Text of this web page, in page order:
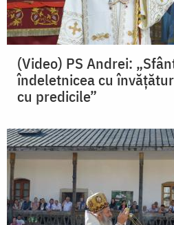
(Video) PS Andrei:
îndeletnicea cu
cu predicile”